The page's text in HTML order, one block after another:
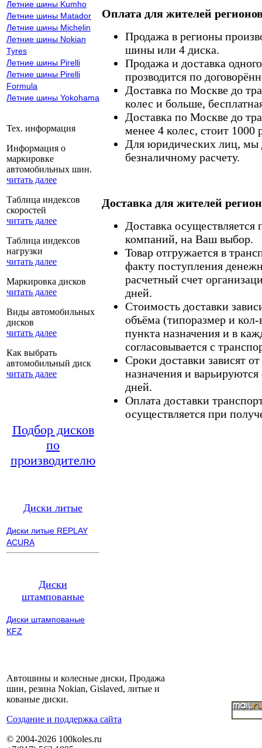
Летние шины Kumho
Летние шины Matador
Летние шины Michelin
Летние шины Nokian
Tyres
Летние шины Pirelli
Летние шины Pirelli
Formula
Летние шины Yokohama
Тех. информация
Информация о
маркировке
автомобильных шин.
читать далее
Таблица индексов
скоростей
читать далее
Таблица индексов
нагрузки
читать далее
Маркировка дисков
читать далее
Виды автомобильных
дисков
читать далее
Как выбрать
автомобильный диск
читать далее
Подбор дисков
по
производителю
Диски литые
Диски литые REPLAY
ACURA
Диски
штампованые
Диски штампованые
KFZ
Оплата для жителей
Продажа в регионы
шины или 4 диска.
Продажа и доставка
прозводится по
Доставка по Москве до
колес и больше,
Доставка по Москве до
менее 4 колес, стоит 1000
Для юридических лиц, мы
безналичному расчету.
Доставка для жителей
Доставка
компаний, на Ваш выбор.
Товар отгружается в
факту поступления
расчетный счет
дней.
Стоимость доставки
объёма (типоразмер и кол-
пункта назначения и в
согласовывается с
Сроки доставки зависят
назначения и
дней.
Оплата доставки
осуществляется при
Автошины и колесные диски, Продажа
шин, резина Nokian, Gislaved, литые и
кованые диски.
Cоздание и поддержка сайта
© 2004-2026 100koles.ru